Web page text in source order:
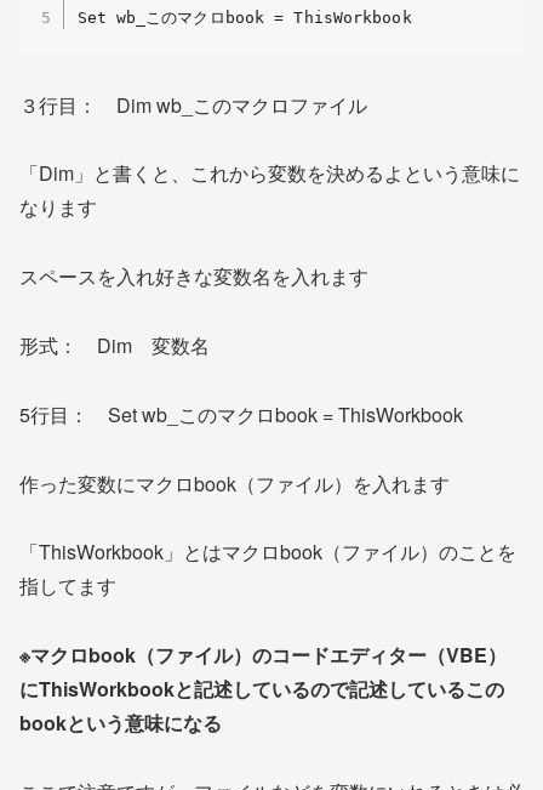
Set wb_このマクロbook = ThisWorkbook
３行目： Dim wb_このマクロファイル
「Dim」と書くと、これから変数を決めるよという意味に
なります
スペースを入れ好きな変数名を入れます
形式： Dim 変数名
5行目： Set wb_このマクロbook = ThisWorkbook
作った変数にマクロbook（ファイル）を入れます
「ThisWorkbook」とはマクロbook（ファイル）のことを
指してます
※マクロbook（ファイル）のコードエディター（VBE）
にThisWorkbookと記述しているので記述しているこの
bookという意味になる